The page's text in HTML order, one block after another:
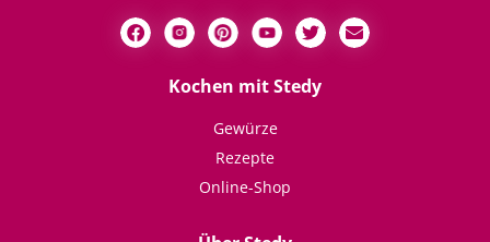
Kochen mit Stedy
Gewürze
Rezepte
Online-Shop